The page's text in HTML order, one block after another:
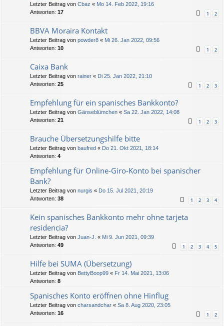
Letzter Beitrag von Cbaz « Mo 14. Feb 2022, 19:16
Antworten: 17 1 2
BBVA Moraira Kontakt
Letzter Beitrag von powder8 « Mi 26. Jan 2022, 09:56
Antworten: 10 1 2
Caixa Bank
Letzter Beitrag von rainer « Di 25. Jan 2022, 21:10
Antworten: 25 1 2 3
Empfehlung für ein spanisches Bankkonto?
Letzter Beitrag von Gänseblümchen « Sa 22. Jan 2022, 14:08
Antworten: 21 1 2 3
Brauche Übersetzungshilfe bitte
Letzter Beitrag von baufred « Do 21. Okt 2021, 18:14
Antworten: 4
Empfehlung für Online-Giro-Konto bei spanischer
Bank?
Letzter Beitrag von nurgis « Do 15. Jul 2021, 20:19
Antworten: 38 1 2 3 4
Kein spanisches Bankkonto mehr ohne tarjeta
residencia?
Letzter Beitrag von Juan-J. « Mi 9. Jun 2021, 09:39
Antworten: 49 1 2 3 4 5
Hilfe bei SUMA (Übersetzung)
Letzter Beitrag von BettyBoop99 « Fr 14. Mai 2021, 13:06
Antworten: 8
Spanisches Konto eröffnen ohne Hinflug
Letzter Beitrag von charsandchar « Sa 8. Aug 2020, 23:05
Antworten: 16 1 2